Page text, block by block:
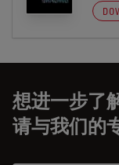
想进一步了
请与我们的